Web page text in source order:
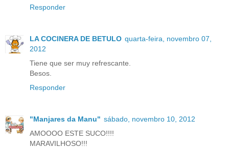
Responder
LA COCINERA DE BETULO quarta-feira, novembro 07,
2012
Tiene que ser muy refrescante.
Besos.
Responder
"Manjares da Manu" sábado, novembro 10, 2012
AMOOOO ESTE SUCO!!!!
MARAVILHOSO!!!